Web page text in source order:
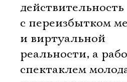
действительность
с переизбытком
и виртуальной
реальности, а
спектаклем